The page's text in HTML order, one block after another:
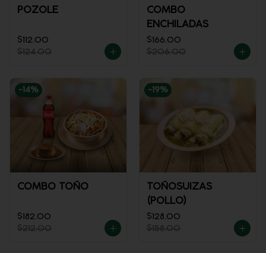
POZOLE
$112.00
$124.00
COMBO
ENCHILADAS
$166.00
$206.00
-14%
COMBO TOÑO
$182.00
$212.00
-19%
TOÑOSUIZAS
(POLLO)
$128.00
$158.00